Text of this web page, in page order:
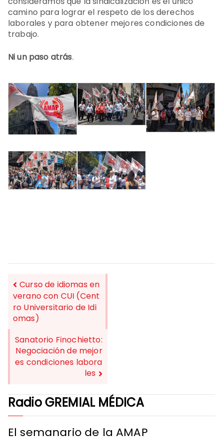
camino para lograr el respeto de los derechos
laborales y para obtener mejores condiciones de
trabajo.
Ni un paso atrás.
NAVEGACIÓN
DE
ENTRADAS
Curso de idiomas en
verano con CUI (Cent
ro Universitario de Idi
omas)
Sanatorio Finochietto:
Negociación de mejor
es condiciones labora
les
Radio GREMIAL MÉDICA
El semanario de la AMAP